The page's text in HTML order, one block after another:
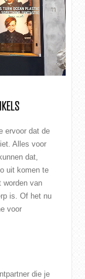
ervoor dat de
Alles voor
dat,
uit komen te
worden van
is. Of het nu
voor
die je